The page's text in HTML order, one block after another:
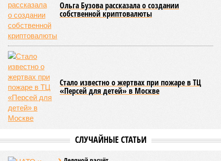
Ольга Бузова рассказала о создании
собственной криптовалюты
Стало известно о жертвах при пожаре в ТЦ
«Персей для детей» в Москве
СЛУЧАЙНЫЕ СТАТЬИ